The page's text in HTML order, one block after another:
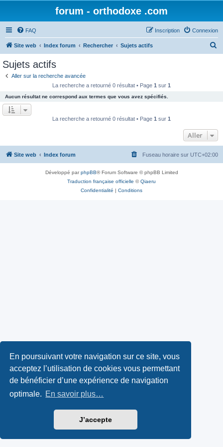
En poursuivant votre navigation sur ce site, vous
acceptez l’utilisation de cookies vous permettant
de bénéficier d’une expérience de navigation
optimale. En savoir plus…
J’accepte
forum - orthodoxe .com
FAQ Connexion
Inscription
Site web Index forum Rechercher Sujets actifs
e
r
Sujets actifs
Aller sur la recherche avancée
La recherche a retourné 0 résultat • Page 1 sur 1
Aucun résultat ne correspond aux termes que vous avez spécifiés.
La recherche a retourné 0 résultat • Page 1 sur 1
Aller
Site web Index forum Fuseau horaire sur UTC+02:00
Développé parphpBB® Forum Software © phpBB Limited
Traduction française officielle ©Qiaeru
Confidentialité | Conditions